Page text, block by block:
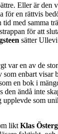
Eller är den
en rättvis
med samma
för att
sätter
var en av de
enbart visar
en bok i
ändå inte
upplevde som
likt Klas